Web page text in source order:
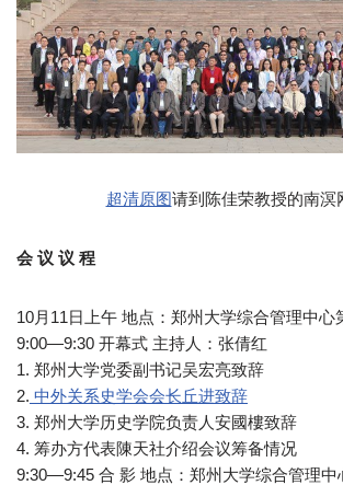
超清原图请到陈佳荣教授的南溟
会 议 议 程
10月11日上午 地点：郑州大学综合管理中心
9:00—9:30 开幕式 主持人：张倩红
1. 郑州大学党委副书记吴宏亮致辞
2. 中外关系史学会会长丘进致辞
3. 郑州大学历史学院负责人安國樓致辞
4. 筹办方代表陳天社介绍会议筹备情况
9:30—9:45 合 影 地点：郑州大学综合管理中